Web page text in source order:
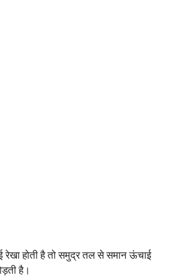
रेखा होती है तो समुद्र तल से समान ऊंचाई
है।